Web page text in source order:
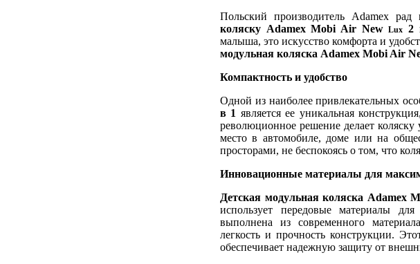
Польский производитель Adamex
коляску Adamex Mobi Air NewLux 2
малыша, это искусство комфорта и
модульная коляска Adamex Mobi Air
Компактность и удобство
Одной из наиболее привлекательных
в 1 является ее уникальная
революционное решение делает
место в автомобиле, доме или на
просторами, не беспокоясь о том, что
Инновационные материалы для
Детская модульная коляска Adamex
использует передовые материалы
выполнена из современного
легкость и прочность конструкции.
обеспечивает надежную защиту от